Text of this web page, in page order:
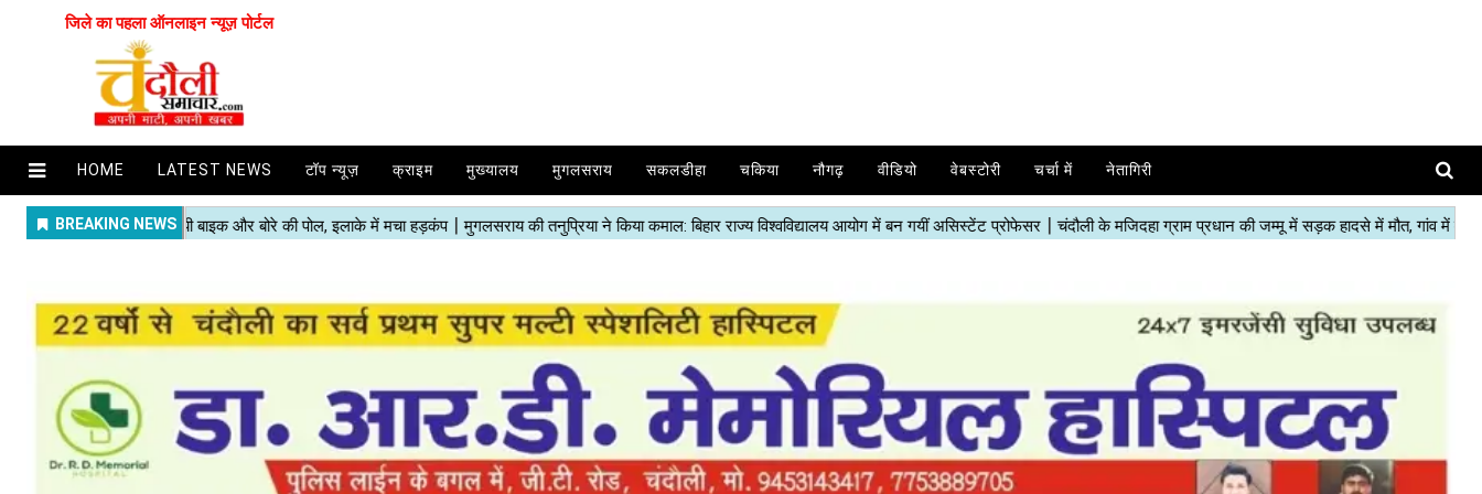
जिले का पहला ऑनलाइन न्यूज़ पोर्टल
HOME LATEST NEWS टॉप न्यूज़ क्राइम मुख्यालय मुगलसराय सकलडीहा चकिया नौगढ़ वीडियो वेबस्टोरी चर्चा में नेतागिरी